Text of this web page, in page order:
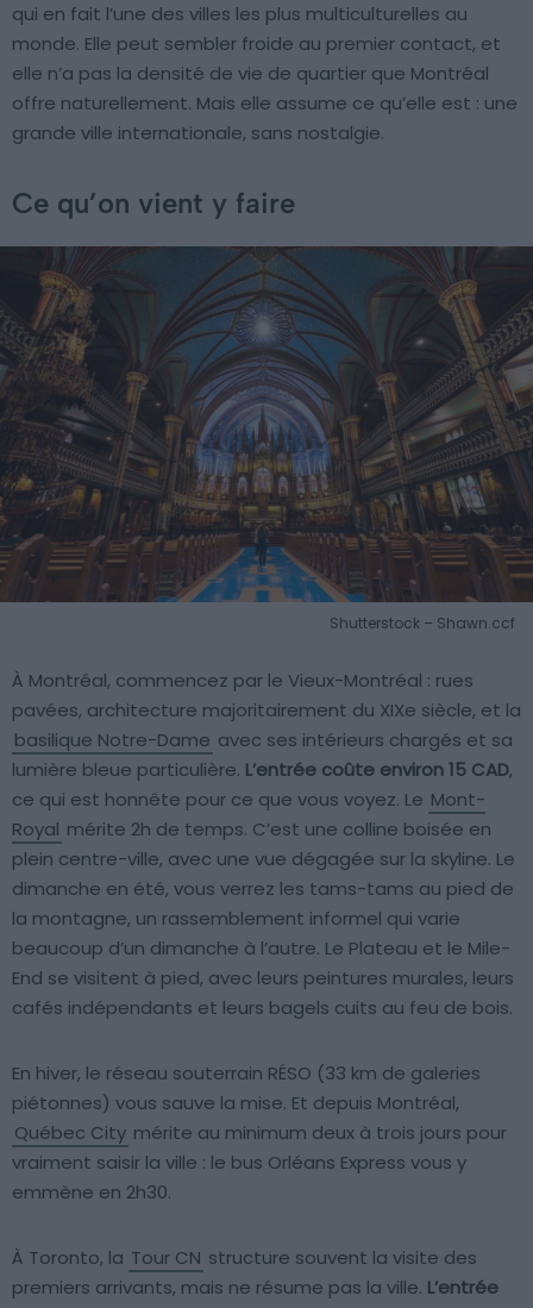
qui en fait l’une des villes les plus multiculturelles au
monde. Elle peut sembler froide au premier contact, et
elle n’a pas la densité de vie de quartier que Montréal
offre naturellement. Mais elle assume ce qu’elle est : une
grande ville internationale, sans nostalgie.
Ce qu’on vient y faire
Shutterstock – Shawn.ccf
À Montréal, commencez par le Vieux-Montréal : rues
pavées, architecture majoritairement du XIXe siècle, et la
basilique Notre-Dame avec ses intérieurs chargés et sa
lumière bleue particulière. L’entrée coûte environ 15 CAD,
ce qui est honnête pour ce que vous voyez. Le Mont-
Royal mérite 2h de temps. C’est une colline boisée en
plein centre-ville, avec une vue dégagée sur la skyline. Le
dimanche en été, vous verrez les tams-tams au pied de
la montagne, un rassemblement informel qui varie
beaucoup d’un dimanche à l’autre. Le Plateau et le Mile-
End se visitent à pied, avec leurs peintures murales, leurs
cafés indépendants et leurs bagels cuits au feu de bois.
En hiver, le réseau souterrain RÉSO (33 km de galeries
piétonnes) vous sauve la mise. Et depuis Montréal,
Québec City mérite au minimum deux à trois jours pour
vraiment saisir la ville : le bus Orléans Express vous y
emmène en 2h30.
À Toronto, la Tour CN structure souvent la visite des
premiers arrivants, mais ne résume pas la ville. L’entrée